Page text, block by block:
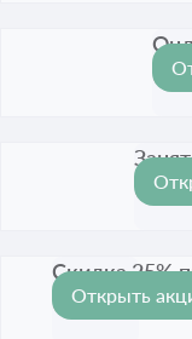
-
-25%
Скидка 25%
Срок акции
Открыть